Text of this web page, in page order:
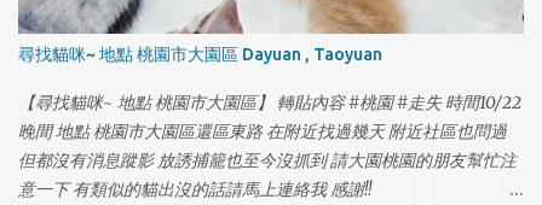
尋找貓咪~ 地點 桃園市大園區 Dayuan , Taoyuan
【尋找貓咪~ 地點 桃園市大園區】 轉貼內容 #桃園 #走失 時間10/22
晚間 地點 桃園市大園區還區東路 在附近找過幾天 附近社區也問過
但都沒有消息蹤影 放誘捕籠也至今沒抓到 請大園桃園的朋友幫忙注
意一下 有類似的貓出沒的話請馬上連絡我 感謝!!